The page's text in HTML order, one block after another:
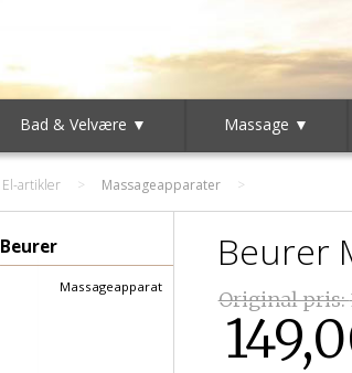
Bad & Velvære ▼ Massage ▼
El-artikler > Massageapparater
Beurer
Massageapparat
Beurer
Original pris: